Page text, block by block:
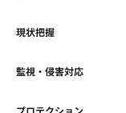
現状把握
監視・侵害対応
プロテクション